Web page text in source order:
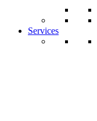
Services